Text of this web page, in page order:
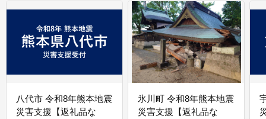
八代市 令和8年熊本地震
災害支援【返礼品な
氷川町 令和8年熊本地震
災害支援【返礼品な